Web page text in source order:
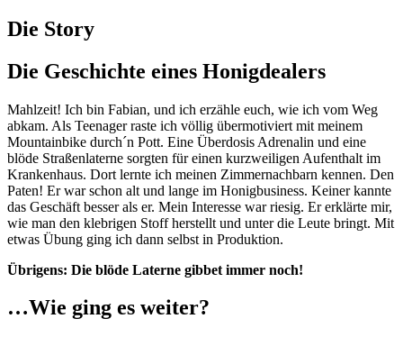
Die Story
Die Geschichte eines Honigdealers
Mahlzeit! Ich bin Fabian, und ich erzähle euch, wie ich vom Weg
abkam. Als Teenager raste ich völlig übermotiviert mit meinem
Mountainbike durch´n Pott. Eine Überdosis Adrenalin und eine
blöde Straßenlaterne sorgten für einen kurzweiligen Aufenthalt im
Krankenhaus. Dort lernte ich meinen Zimmernachbarn kennen. Den
Paten! Er war schon alt und lange im Honigbusiness. Keiner kannte
das Geschäft besser als er. Mein Interesse war riesig. Er erklärte mir,
wie man den klebrigen Stoff herstellt und unter die Leute bringt. Mit
etwas Übung ging ich dann selbst in Produktion.
Übrigens: Die blöde Laterne gibbet immer noch!
…Wie ging es weiter?